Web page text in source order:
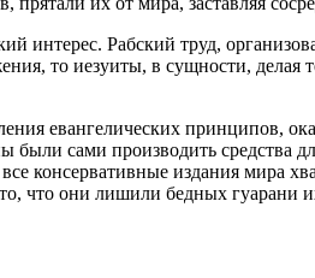
интерес. Рабский труд,
то иезуиты, в сущности, делая
евангелических принципов,
сами производить средства
консервативные издания мира
что они лишили бедных гуарани